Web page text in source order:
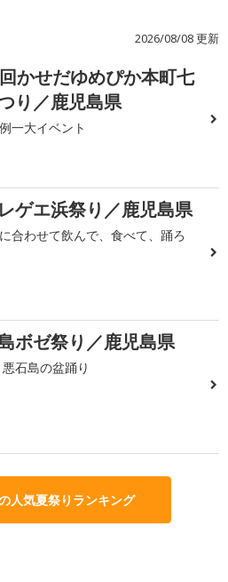
2026/08/08 更新
かせだゆめぴか本町七
り／鹿児島県
一大イベント
ゲエ浜祭り／鹿児島県
合わせて飲んで、食べて、踊ろ
ボゼ祭り／鹿児島県
石島の盆踊り
人気夏祭りランキング